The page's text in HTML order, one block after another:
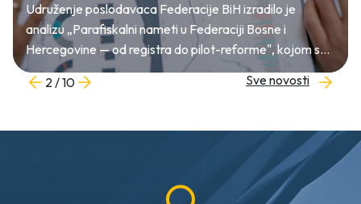
Udruženje poslodavaca Federacije BiH izradilo je
analizu „Parafiskalni nameti u Federaciji Bosne i
Hercegovine — od registra do pilot-reforme", kojom se
nudi konkretna metodologija za reviziju, prioritizaciju i
postepeno smanjenje lokalnih taksi i naknada.
2 / 10 Sve novosti